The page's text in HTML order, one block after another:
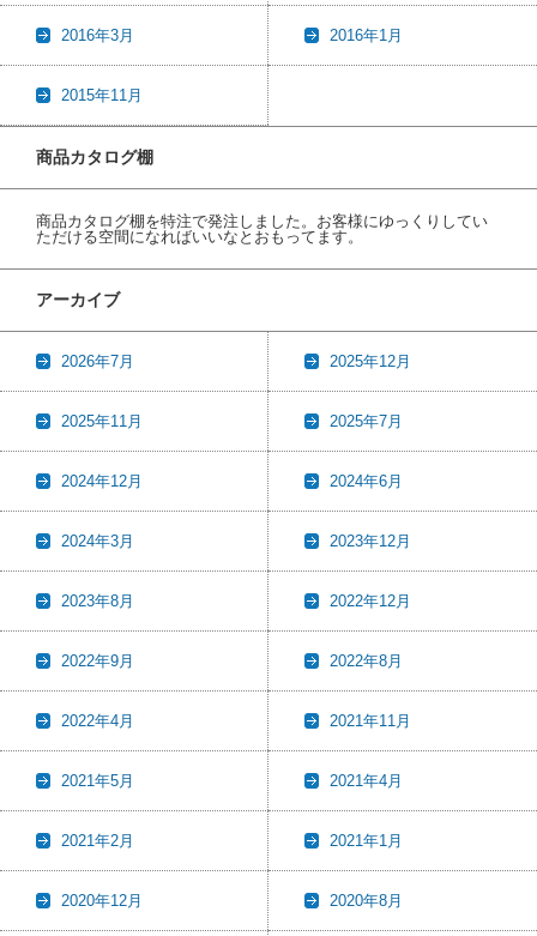
2016年3月 2016年1月
2015年11月
商品カタログ棚
商品カタログ棚を特注で発注しました。お客様にゆっくりしてい
ただける空間になればいいなとおもってます。
アーカイブ
2026年7月 2025年12月
2025年11月 2025年7月
2024年12月 2024年6月
2024年3月 2023年12月
2023年8月 2022年12月
2022年9月 2022年8月
2022年4月 2021年11月
2021年5月 2021年4月
2021年2月 2021年1月
2020年12月 2020年8月